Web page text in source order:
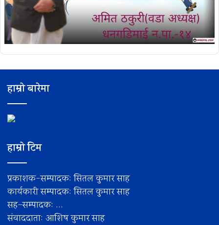
हाम्रो बारेमा
हाम्रो टिम
प्रकाशक-सम्पादक: सितल कुमार साह
कार्यकारी सम्पादक: सितल कुमार साह
सह–सम्पादक: ...
संवाददाता: आशिष कुमार साह